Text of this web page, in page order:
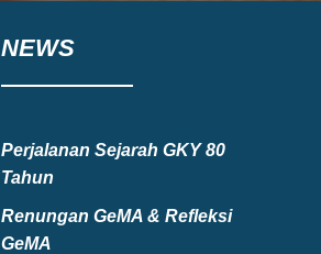
NEWS
Perjalanan Sejarah GKY 80
Tahun
Renungan GeMA & Refleksi
GeMA